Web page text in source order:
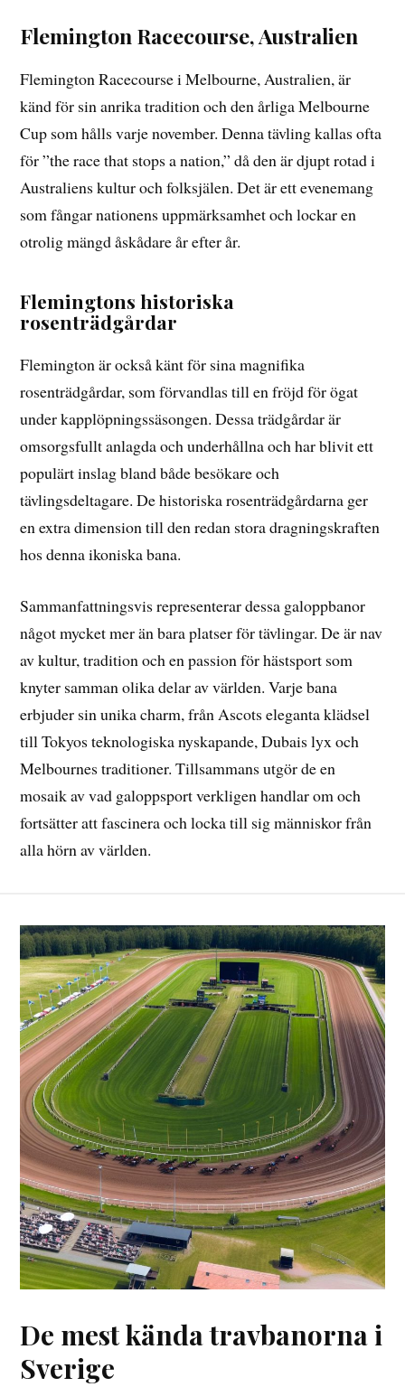
Flemington Racecourse, Australien
Flemington Racecourse i Melbourne, Australien, är
känd för sin anrika tradition och den årliga Melbourne
Cup som hålls varje november. Denna tävling kallas ofta
för ”the race that stops a nation,” då den är djupt rotad i
Australiens kultur och folksjälen. Det är ett evenemang
som fångar nationens uppmärksamhet och lockar en
otrolig mängd åskådare år efter år.
Flemingtons historiska
rosenträdgårdar
Flemington är också känt för sina magnifika
rosenträdgårdar, som förvandlas till en fröjd för ögat
under kapplöpningssäsongen. Dessa trädgårdar är
omsorgsfullt anlagda och underhållna och har blivit ett
populärt inslag bland både besökare och
tävlingsdeltagare. De historiska rosenträdgårdarna ger
en extra dimension till den redan stora dragningskraften
hos denna ikoniska bana.
Sammanfattningsvis representerar dessa galoppbanor
något mycket mer än bara platser för tävlingar. De är nav
av kultur, tradition och en passion för hästsport som
knyter samman olika delar av världen. Varje bana
erbjuder sin unika charm, från Ascots eleganta klädsel
till Tokyos teknologiska nyskapande, Dubais lyx och
Melbournes traditioner. Tillsammans utgör de en
mosaik av vad galoppsport verkligen handlar om och
fortsätter att fascinera och locka till sig människor från
alla hörn av världen.
De mest kända travbanorna i
Sverige